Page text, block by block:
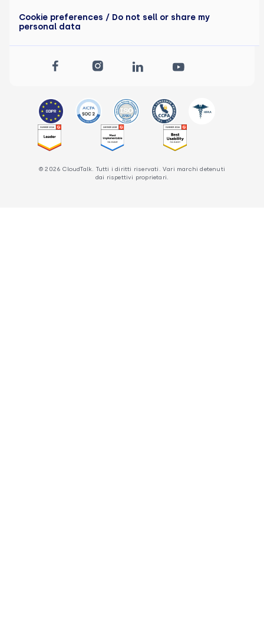
© 2026 CloudTalk. Tutti i diritti riservati. Vari marchi detenuti
dai rispettivi proprietari.
Cookie preferences / Do not sell or share my
personal data